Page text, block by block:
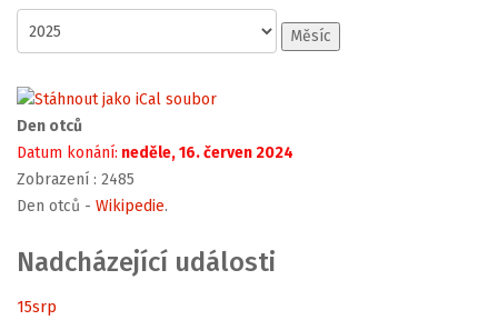
Měsíc
Den otců
Datum konání: neděle, 16. červen 2024
Zobrazení : 2485
Den otců - Wikipedie.
Nadcházející události
15srp